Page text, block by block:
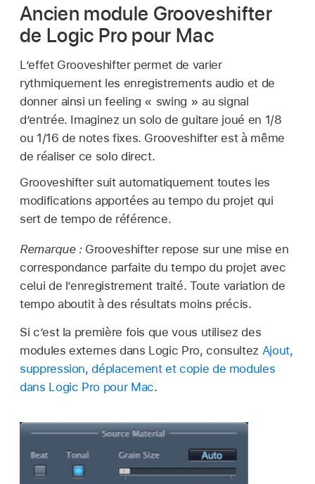
Ancien module Grooveshifter
de Logic Pro pour Mac
L’effet Grooveshifter permet de varier
rythmiquement les enregistrements audio et de
donner ainsi un feeling « swing » au signal
d’entrée. Imaginez un solo de guitare joué en 1/8
ou 1/16 de notes fixes. Grooveshifter est à même
de réaliser ce solo direct.
Grooveshifter suit automatiquement toutes les
modifications apportées au tempo du projet qui
sert de tempo de référence.
Remarque : Grooveshifter repose sur une mise en
correspondance parfaite du tempo du projet avec
celui de l’enregistrement traité. Toute variation de
tempo aboutit à des résultats moins précis.
Si c’est la première fois que vous utilisez des
modules externes dans Logic Pro, consultez Ajout,
suppression, déplacement et copie de modules
dans Logic Pro pour Mac.